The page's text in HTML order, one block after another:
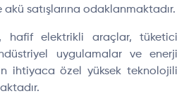
satışlarına odaklanmaktadır.
hafif elektrikli araçlar, tüketici
uygulamalar ve enerji
ihtiyaca özel yüksek teknolojili